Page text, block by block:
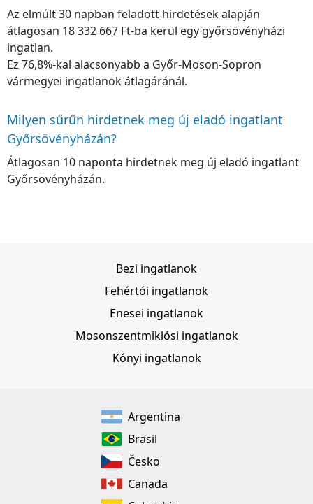
Az elmúlt 30 napban feladott hirdetések alapján
átlagosan 18 332 667 Ft-ba kerül egy győrsövényházi
ingatlan.
Ez 76,8%-kal alacsonyabb a Győr-Moson-Sopron
vármegyei ingatlanok átlagáránál.
Milyen sűrűn hirdetnek meg új eladó ingatlant
Győrsövényházán?
Átlagosan 10 naponta hirdetnek meg új eladó ingatlant
Győrsövényházán.
Bezi ingatlanok
Fehértói ingatlanok
Enesei ingatlanok
Mosonszentmiklósi ingatlanok
Kónyi ingatlanok
Argentina
Brasil
Česko
Canada